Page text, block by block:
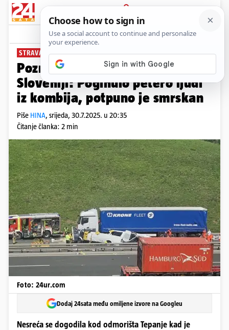
PRIJAVA
News Komentari
STRAVA NA AUTOCESTI
Poznat uzrok strašne nesreće u
Sloveniji: Poginulo petero ljudi
iz kombija, potpuno je smrskan
Piše HINA, srijeda, 30.7.2025. u 20:35
Čitanje članka: 2 min
Foto: 24ur.com
Dodaj 24sata među omiljene izvore na Googleu
Nesreća se dogodila kod odmorišta Tepanje kad je